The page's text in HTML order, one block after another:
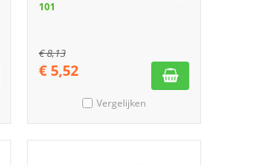
101
€8,13
€ 5,52
Vergelijken